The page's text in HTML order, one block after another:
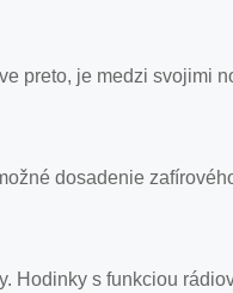
preto, je medzi svojimi
dosadenie
s funkciou